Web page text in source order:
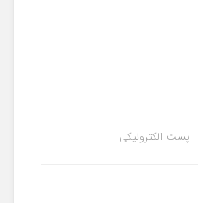
پست الکترونیکی